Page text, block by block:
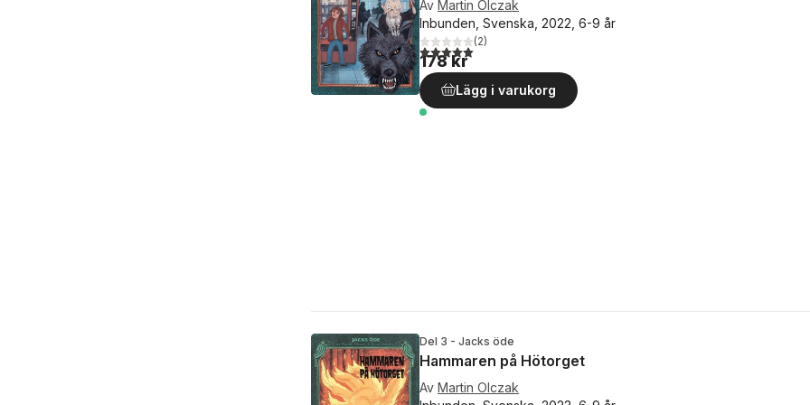
Av Martin Olczak
Inbunden, Svenska, 2022, 6-9 år
5,0utav 5 stjärnor. Totalt antal röster:
(2)
178 kr
Lägg i varukorg
Del 3 - Jacks öde
Hammaren på Hötorget
Av Martin Olczak